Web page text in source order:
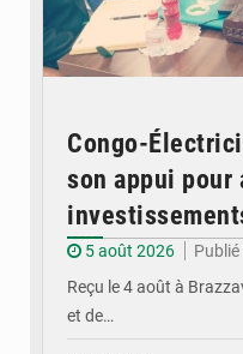
Congo-
son appui pour
5 août 2026
Reçu le 4 août à
et de…